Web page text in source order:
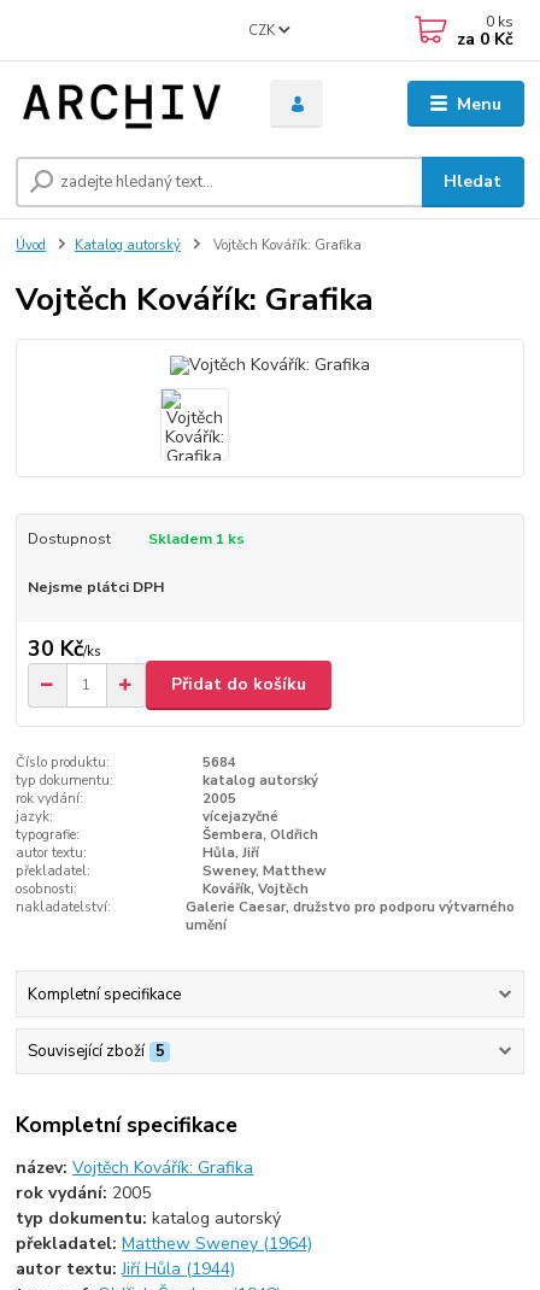
Menu
CZK
Hledat
0 ks
za 0 Kč
Úvod Katalog autorský Vojtěch Kovářík: Grafika
Vojtěch Kovářík: Grafika
Dostupnost Skladem 1 ks
Nejsme plátci DPH
30 Kč/ks
Přidat do košíku
Číslo produktu:
5684
typ dokumentu:
katalog autorský
rok vydání:
2005
jazyk:
vícejazyčné
typografie:
Šembera, Oldřich
autor textu:
Hůla, Jiří
překladatel:
Sweney, Matthew
osobnosti:
Kovářík, Vojtěch
nakladatelství:
Galerie Caesar, družstvo pro podporu výtvarného
umění
Kompletní specifikace
Související zboží 5
Kompletní specifikace
název:Vojtěch Kovářík: Grafika
rok vydání: 2005
typ dokumentu:katalog autorský
překladatel:Matthew Sweney (1964)
autor textu:Jiří Hůla (1944)